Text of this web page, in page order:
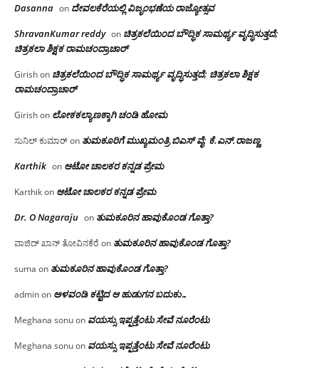
Dasanna on ದೇವಲಕೆರೆಯಲ್ಲಿ ವಿಜೃಂಭಣೆಯ ರಾಜ್ಯೋತ್ಸವ
ShravanKumar reddy on ಚಿತ್ರಕಲೆಯಿಂದ ಬೌದ್ಧಿಕ ಸಾಮರ್ಥ್ಯ ವೃದ್ಧಿಸುತ್ತದೆ;
ಚಿತ್ರಕಲಾ ಶಿಕ್ಷಕ ರಾಮಚಂದ್ರಾಚಾರ್
Girishon ಚಿತ್ರಕಲೆಯಿಂದ ಬೌದ್ಧಿಕ ಸಾಮರ್ಥ್ಯ ವೃದ್ಧಿಸುತ್ತದೆ; ಚಿತ್ರಕಲಾ ಶಿಕ್ಷಕ
ರಾಮಚಂದ್ರಾಚಾರ್
Girishon ಲೋಕಕಲ್ಯಾಣಕ್ಕಾಗಿ ಚಂಡಿ ಹೋಮ
ಸುನಿಲ್ ಕುಮಾರ್on ತುಮಕೂರಿಗೆ ಮುಖ್ಯಮಂತ್ರಿ ಬಿಎಸ್ ವೈ: ಕೆ.ಎನ್.ರಾಜಣ್ಣ
Karthik on ಆಟೋ ಚಾಲಕರ ಕನ್ನಡ ಪ್ರೇಮ
Karthikon ಆಟೋ ಚಾಲಕರ ಕನ್ನಡ ಪ್ರೇಮ
Dr. O Nagaraju on ತುಮಕೂರಿನ ಹಾವುಕೊಂಡ ಗೊತ್ತಾ?
ವಾಜಿದ್ ಖಾನ್ ತೋವಿನಕೆರೆ on ತುಮಕೂರಿನ ಹಾವುಕೊಂಡ ಗೊತ್ತಾ?
suma on ತುಮಕೂರಿನ ಹಾವುಕೊಂಡ ಗೊತ್ತಾ?
adminon ಅಳವಂಡಿ ಕಟ್ಟಿದ ಆ ಹುಡುಗನ ಬದುಕು…
Meghana sonuon ವಯಸ್ಸು ಇಪ್ಪತ್ತೆಂಟು ಸೇವೆ ನೂರೆಂಟು
Meghana sonuon ವಯಸ್ಸು ಇಪ್ಪತ್ತೆಂಟು ಸೇವೆ ನೂರೆಂಟು